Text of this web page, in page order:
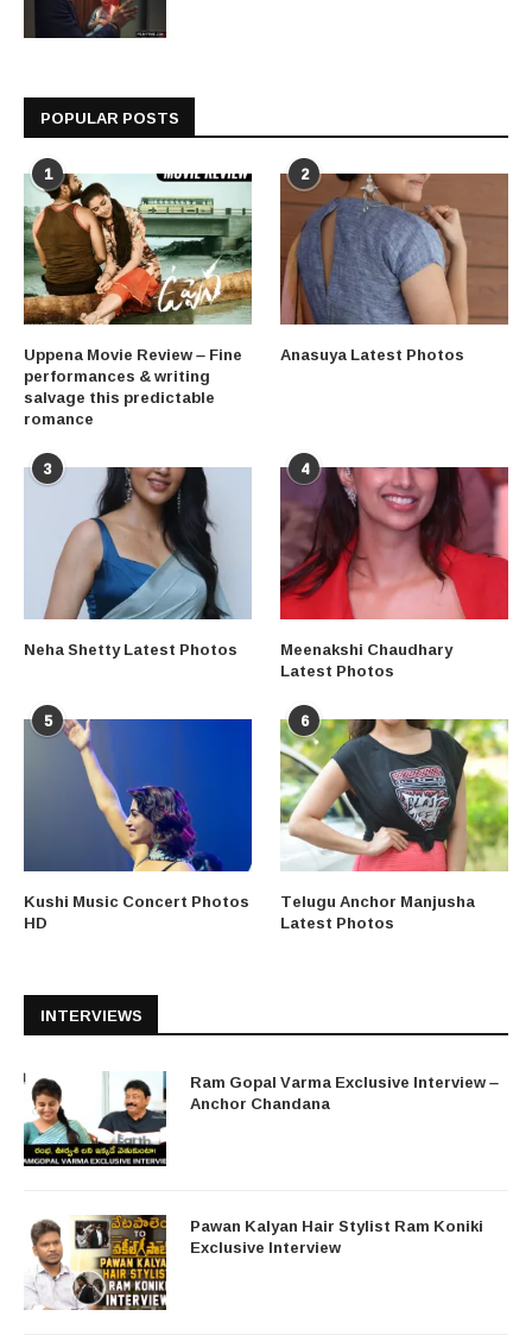
POPULAR POSTS
1
Uppena Movie Review – Fine
performances & writing
salvage this predictable
romance
2
Anasuya Latest Photos
3
Neha Shetty Latest Photos
4
Meenakshi Chaudhary
Latest Photos
5
Kushi Music Concert Photos
HD
6
Telugu Anchor Manjusha
Latest Photos
INTERVIEWS
Ram Gopal Varma Exclusive Interview –
Anchor Chandana
Pawan Kalyan Hair Stylist Ram Koniki
Exclusive Interview